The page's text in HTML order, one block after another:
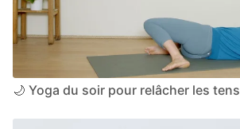
🌙 Yoga du soir pour relâcher les